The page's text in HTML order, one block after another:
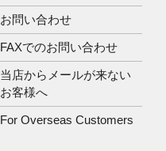
お問い合わせ
FAXでのお問い合わせ
当店からメールが来ない
お客様へ
For Overseas Customers